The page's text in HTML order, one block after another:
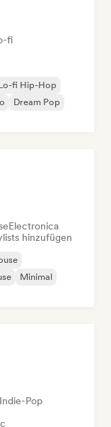
fi
fi Hip-Hop
Dream Pop
Electronica
hinzufügen
Minimal
Indie-Pop